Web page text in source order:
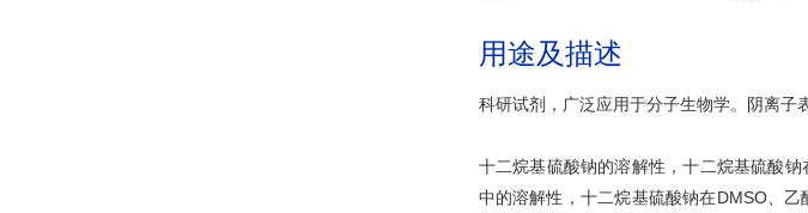
用途及描述
科研试剂，广泛应用于分子生物学。阴离子
十二烷基硫酸钠的溶解性，十二烷基硫酸
中的溶解性，十二烷基硫酸钠在DMSO、